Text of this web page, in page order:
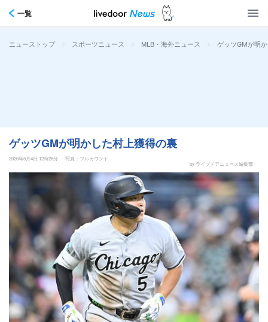
一覧
ニューストップ > スポーツニュース > MLB・海外ニュース > ゲッツGMが明
ゲッツGMが明かした村上獲得の裏
2026年5月4日 12時28分
写真：フルカウント
by ライブドアニュース編集部